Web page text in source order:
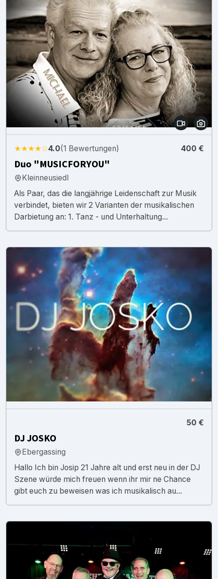
★★★★☆4.0(1 Bewertungen) 400 €
Duo "MUSICFORYOU"
Kleinneusiedl
Als Paar, das die langjährige Leidenschaft zur Musik
verbindet, bieten wir 2 Varianten der musikalischen
Darbietung an: 1. Tanz - und Unterhaltung...
50 €
DJ JOSKO
Ebergassing
Hallo Ich bin Josip 21 Jahre alt und erst neu in der DJ
Szene würde mich freuen wenn ihr mir ne Chance
gibt euch zu beweisen was ich musikalisch au...